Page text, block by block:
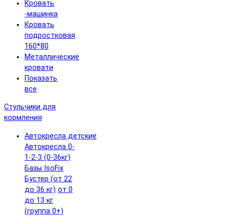
Кровать
-машинка
Кровать
подростковая
160*80
Металлические
кровати
Показать
все
Стульчики для
кормления
Автокресла детские
Автокресла 0-
1-2-3 (0-36кг)
Базы IsoFix
Бустер (от 22
до 36 кг) от 0
до 13 кг
(группа 0+)